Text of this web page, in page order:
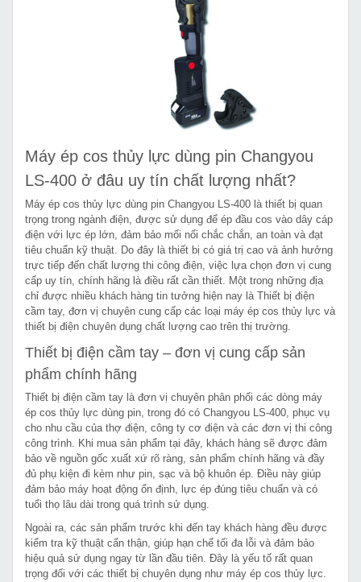
Máy ép cos thủy lực dùng pin Changyou
LS-400 ở đâu uy tín chất lượng nhất?
Máy ép cos thủy lực dùng pin Changyou LS-400 là thiết bị quan
trọng trong ngành điện, được sử dụng để ép đầu cos vào dây cáp
điện với lực ép lớn, đảm bảo mối nối chắc chắn, an toàn và đạt
tiêu chuẩn kỹ thuật. Do đây là thiết bị có giá trị cao và ảnh hưởng
trực tiếp đến chất lượng thi công điện, việc lựa chọn đơn vị cung
cấp uy tín, chính hãng là điều rất cần thiết. Một trong những địa
chỉ được nhiều khách hàng tin tưởng hiện nay là Thiết bị điện
cầm tay, đơn vị chuyên cung cấp các loại máy ép cos thủy lực và
thiết bị điện chuyên dụng chất lượng cao trên thị trường.
Thiết bị điện cầm tay – đơn vị cung cấp sản
phẩm chính hãng
Thiết bị điện cầm tay là đơn vị chuyên phân phối các dòng máy
ép cos thủy lực dùng pin, trong đó có Changyou LS-400, phục vụ
cho nhu cầu của thợ điện, công ty cơ điện và các đơn vị thi công
công trình. Khi mua sản phẩm tại đây, khách hàng sẽ được đảm
bảo về nguồn gốc xuất xứ rõ ràng, sản phẩm chính hãng và đầy
đủ phụ kiện đi kèm như pin, sạc và bộ khuôn ép. Điều này giúp
đảm bảo máy hoạt động ổn định, lực ép đúng tiêu chuẩn và có
tuổi thọ lâu dài trong quá trình sử dụng.
Ngoài ra, các sản phẩm trước khi đến tay khách hàng đều được
kiểm tra kỹ thuật cẩn thận, giúp hạn chế tối đa lỗi và đảm bảo
hiệu quả sử dụng ngay từ lần đầu tiên. Đây là yếu tố rất quan
trọng đối với các thiết bị chuyên dụng như máy ép cos thủy lực.